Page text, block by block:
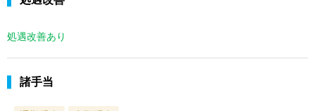
処遇改善あり
諸手当